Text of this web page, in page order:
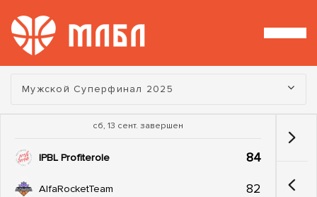
Турнир:
Мужской Суперфинал 2025
сб, 13 сент. завершен
IPBL Profiterole 84
AlfaRocketTeam 82